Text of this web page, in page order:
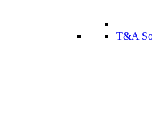
T&A